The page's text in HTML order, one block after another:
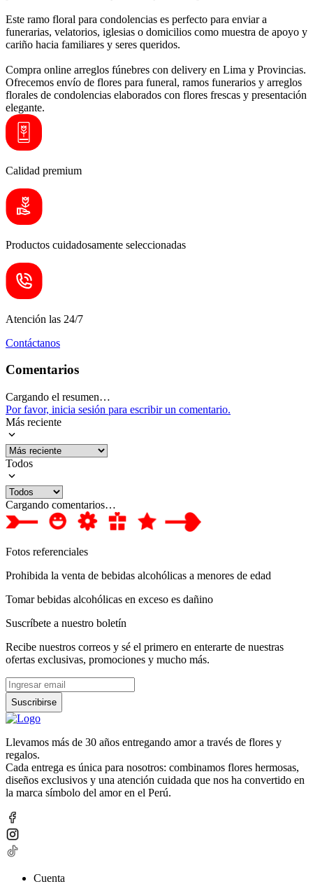
Este ramo floral para condolencias es perfecto para enviar a
funerarias, velatorios, iglesias o domicilios como muestra de apoyo y
cariño hacia familiares y seres queridos.
Compra online arreglos fúnebres con delivery en Lima y Provincias.
Ofrecemos envío de flores para funeral, ramos funerarios y arreglos
florales de condolencias elaborados con flores frescas y presentación
elegante.
Calidad premium
Productos cuidadosamente seleccionadas
Atención las 24/7
Contáctanos
Comentarios
Cargando el resumen…
Por favor, inicia sesión para escribir un comentario.
Más reciente
Todos
Cargando comentarios…
Fotos referenciales
Prohibida la venta de bebidas alcohólicas a menores de edad
Tomar bebidas alcohólicas en exceso es dañino
Suscríbete a nuestro boletín
Recibe nuestros correos y sé el primero en enterarte de nuestras
ofertas exclusivas, promociones y mucho más.
Suscribirse
Llevamos más de 30 años entregando amor a través de flores y
regalos.
Cada entrega es única para nosotros: combinamos flores hermosas,
diseños exclusivos y una atención cuidada que nos ha convertido en
la marca símbolo del amor en el Perú.
Cuenta